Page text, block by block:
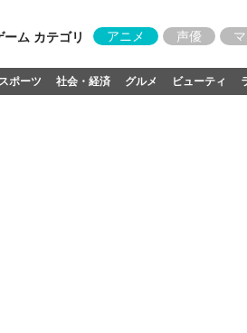
ーム カテゴリ アニメ 声優
スポーツ 社会・経済 グルメ ビューティ